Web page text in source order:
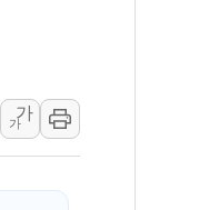
화재…차량 3대·건물 1동 전소
가 준공 10년 이상…리뉴얼
기 감사' 유병호 구속적부심 기
체, 경찰수사개혁위에 보완수
공격에 속수무책… 패트리엇
가
가